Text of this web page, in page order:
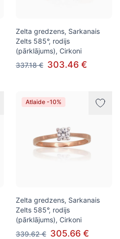
Zelta gredzens, Sarkanais
Zelts 585°, rodijs
(pārklājums), Cirkoni
337.18 € 303.46 €
Atlaide -10%
Zelta gredzens, Sarkanais
Zelts 585°, rodijs
(pārklājums), Cirkoni
339.62 € 305.66 €